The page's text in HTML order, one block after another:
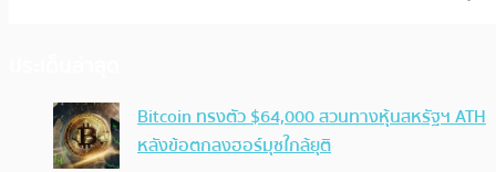
Bitcoin ทรงตัว $64,000 สวนทางหุ้นสหรัฐฯ ATH
หลังข้อตกลงฮอร์มุซใกล้ยุติ